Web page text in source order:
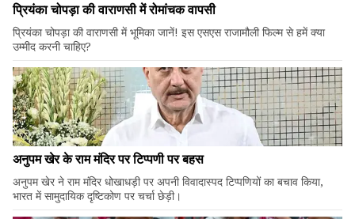
प्रियंका चोपड़ा की वाराणसी में रोमांचक वापसी
प्रियंका चोपड़ा की वाराणसी में भूमिका जानें! इस एसएस राजामौली फिल्म से हमें क्या
उम्मीद करनी चाहिए?
अनुपम खेर के राम मंदिर पर टिप्पणी पर बहस
अनुपम खेर ने राम मंदिर धोखाधड़ी पर अपनी विवादास्पद टिप्पणियों का बचाव किया,
भारत में सामुदायिक दृष्टिकोण पर चर्चा छेड़ी।